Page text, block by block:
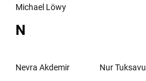
Michael Löwy
N
Nevra Akdemir Nur